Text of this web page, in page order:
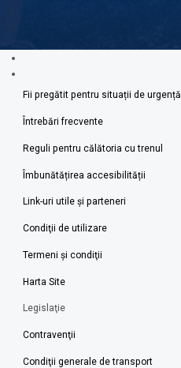
Fii pregătit pentru situații de urgență
Întrebări frecvente
Reguli pentru călătoria cu trenul
Îmbunătățirea accesibilității
Link-uri utile şi parteneri
Condiţii de utilizare
Termeni şi condiţii
Harta Site
Legislaţie
Contravenţii
Condiţii generale de transport